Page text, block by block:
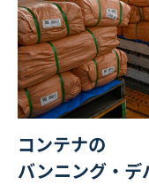
コンテナの
バンニング・